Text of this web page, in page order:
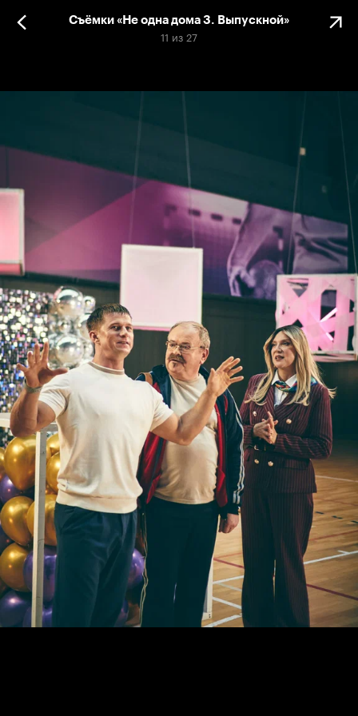
Съёмки «Не одна дома 3. Выпускной»
11 из 27